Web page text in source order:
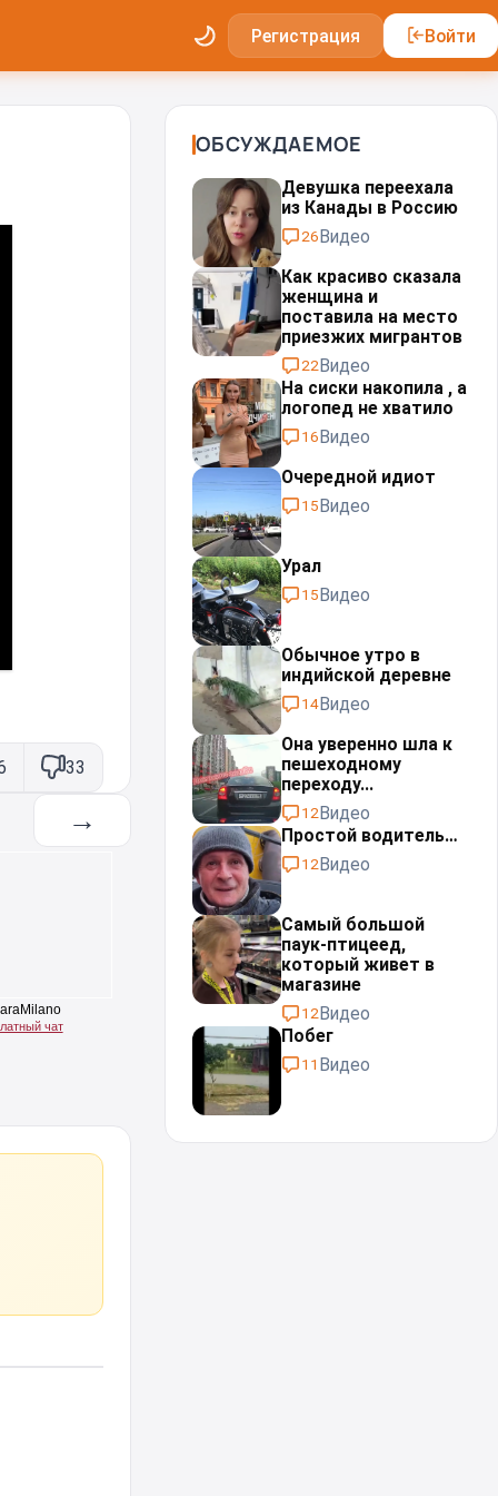
Регистрация Войти
33
→
ОБСУЖДАЕМОЕ
Девушка переехала
из Канады в Россию
26Видео
Как красиво сказала
женщина и
поставила на место
приезжих мигрантов⁠⁠
22Видео
На сиски накопила , а
логопед не хватило
16Видео
Очередной идиот
15Видео
Урал⁠⁠
15Видео
Обычное утро в
индийской деревне
14Видео
Она уверенно шла к
пешеходному
переходу...
12Видео
Простой водитель…
12Видео
Самый большой
паук-птицеед,
который живет в
магазине
12Видео
Побег
11 Видео